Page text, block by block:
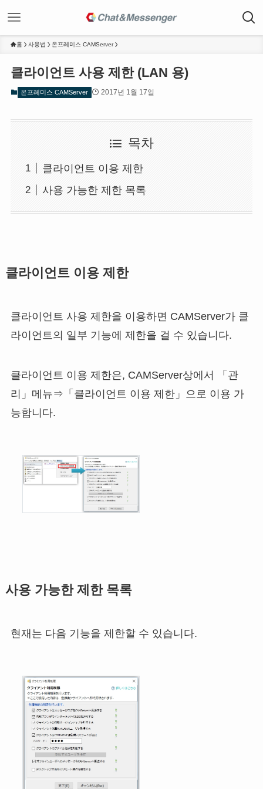
홈 사용법 온프레미스 CAMServer
클라이언트 사용 제한 (LAN 용)
온프레미스 CAMServer 2017년 1월 17일
목차
클라이언트 이용 제한
사용 가능한 제한 목록
클라이언트 이용 제한
클라이언트 사용 제한을 이용하면 CAMServer가 클
라이언트의 일부 기능에 제한을 걸 수 있습니다.
클라이언트 이용 제한은, CAMServer상에서 「관
리」메뉴⇒「클라이언트 이용 제한」으로 이용 가
능합니다.
사용 가능한 제한 목록
현재는 다음 기능을 제한할 수 있습니다.